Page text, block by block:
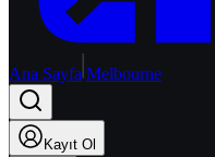
Ana Sayfa Melbourne
Kayıt Ol